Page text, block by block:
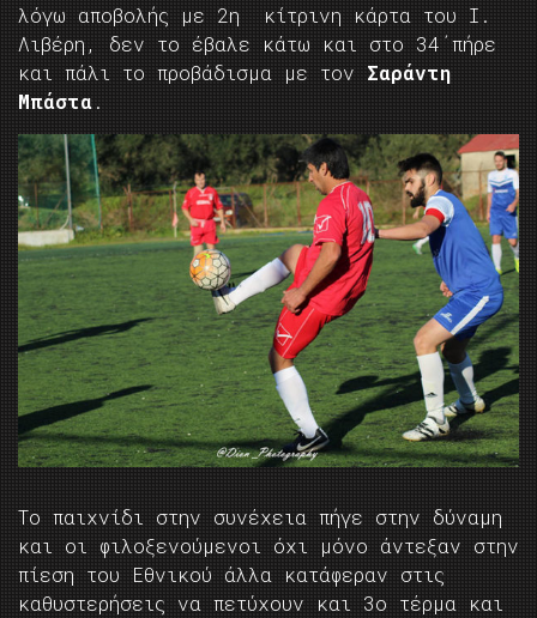
λόγω αποβολής με 2η κίτρινη κάρτα του Ι.
Λιβέρη, δεν το έβαλε κάτω και στο 34΄πήρε
και πάλι το προβάδισμα με τον Σαράντη
Μπάστα.
Το παιχνίδι στην συνέχεια πήγε στην δύναμη
και οι φιλοξενούμενοι όχι μόνο άντεξαν στην
πίεση του Εθνικού άλλα κατάφεραν στις
καθυστερήσεις να πετύχουν και 3ο τέρμα και